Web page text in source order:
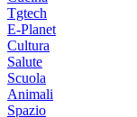
Tgtech
E-Planet
Cultura
Salute
Scuola
Animali
Spazio